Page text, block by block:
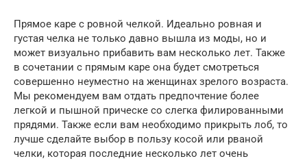
Прямое каре с ровной челкой. Идеально ровная и
густая челка не только давно вышла из моды, но и
может визуально прибавить вам несколько лет. Также
в сочетании с прямым каре она будет смотреться
совершенно неуместно на женщинах зрелого возраста.
Мы рекомендуем вам отдать предпочтение более
легкой и пышной прическе со слегка филированными
прядями. Также если вам необходимо прикрыть лоб, то
лучше сделайте выбор в пользу косой или рваной
челки, которая последние несколько лет очень